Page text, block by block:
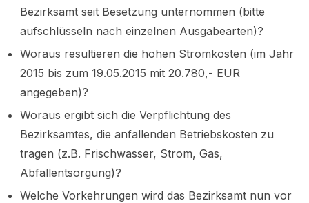
Bezirksamt seit Besetzung unternommen (bitte
aufschlüsseln nach einzelnen Ausgabearten)?
Woraus resultieren die hohen Stromkosten (im Jahr
2015 bis zum 19.05.2015 mit 20.780,- EUR
angegeben)?
Woraus ergibt sich die Verpflichtung des
Bezirksamtes, die anfallenden Betriebskosten zu
tragen (z.B. Frischwasser, Strom, Gas,
Abfallentsorgung)?
Welche Vorkehrungen wird das Bezirksamt nun vor